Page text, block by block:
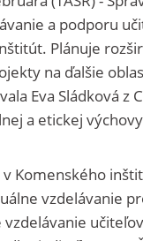
a podporu
Plánuje
na ďalšie
Eva Sládková z
a etickej výchovy
Komenského
vzdelávanie
vzdelávanie